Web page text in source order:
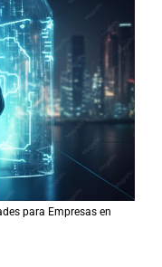
para Empresas en